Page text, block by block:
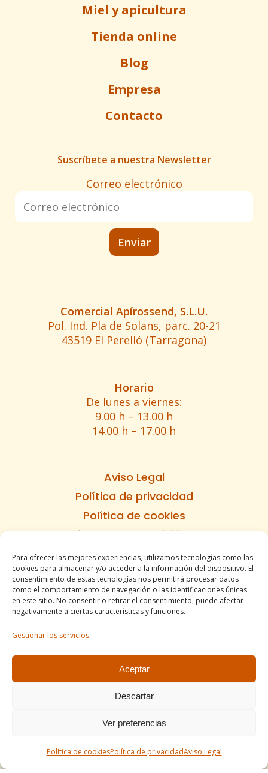
Para ofrecer las mejores experiencias, utilizamos tecnologías como las
cookies para almacenar y/o acceder a la información del dispositivo. El
consentimiento de estas tecnologías nos permitirá procesar datos
como el comportamiento de navegación o las identificaciones únicas
en este sitio. No consentir o retirar el consentimiento, puede afectar
negativamente a ciertas características y funciones.
Gestionar los servicios
Aceptar
Descartar
Ver preferencias
Política de cookiesPolítica de privacidadAviso Legal
Miel y apicultura
Tienda online
Blog
Empresa
Contacto
Suscríbete a nuestra Newsletter
Correo electrónico
Comercial Apírossend, S.L.U.
Pol. Ind. Pla de Solans, parc. 20-21
43519 El Perelló (Tarragona)
Horario
De lunes a viernes:
9.00 h – 13.00 h
14.00 h – 17.00 h
Aviso Legal
Política de privacidad
Política de cookies
Informe de accesibilidad
Condiciones de venta
Mapa del sitio
comercial@apirossend.com